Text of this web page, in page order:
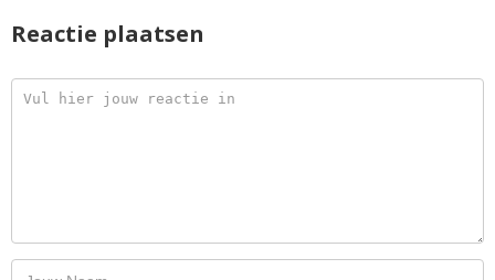
Reactie plaatsen